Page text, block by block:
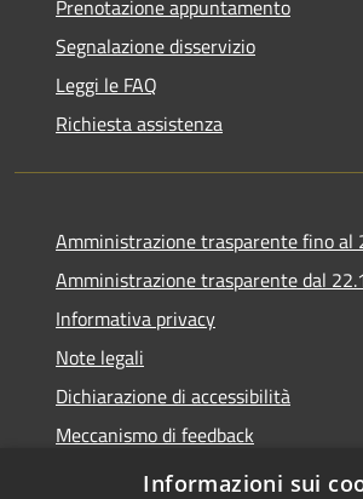
Prenotazione appuntamento
Segnalazione disservizio
Leggi le FAQ
Richiesta assistenza
Amministrazione trasparente fino al
Amministrazione trasparente dal
Informativa privacy
Note legali
Dichiarazione di accessibilità
Meccanismo di feedback
WhistleblowingInformazioni sui